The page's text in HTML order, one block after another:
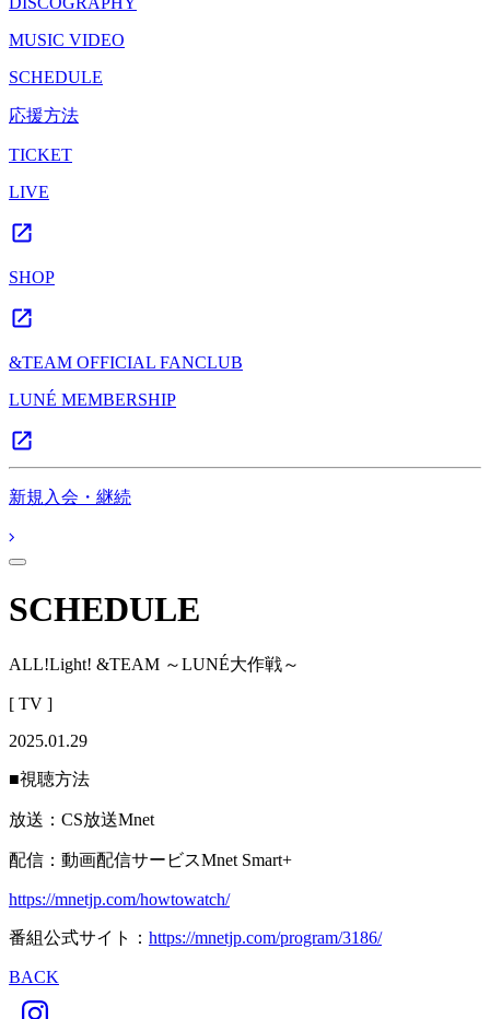
MUSIC VIDEO
SCHEDULE
応援方法
TICKET
LIVE
SHOP
&TEAM OFFICIAL FANCLUB
LUNÉ MEMBERSHIP
新規入会・継続
SCHEDULE
ALL!Light! &TEAM ～LUNÉ大作戦～
[ TV ]
2025.01.29
■視聴方法
放送：CS放送Mnet
配信：動画配信サービスMnet Smart+
https://mnetjp.com/howtowatch/
番組公式サイト： https://mnetjp.com/program/3186/
BACK